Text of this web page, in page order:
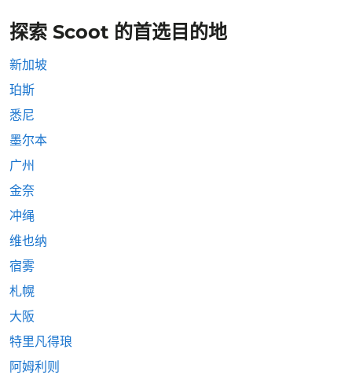
探索 Scoot 的首选目的地
新加坡
珀斯
悉尼
墨尔本
广州
金奈
冲绳
维也纳
宿雾
札幌
大阪
特里凡得琅
阿姆利则